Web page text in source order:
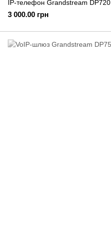
IP-телефон Grandstream DP720
3 000.00 грн